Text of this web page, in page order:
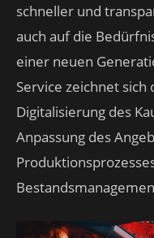
schneller und
auch auf die
einer neuen
Service zeichnet
Digitalisierung des
Anpassung des